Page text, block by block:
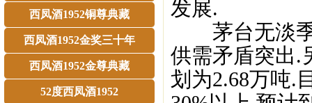
西凤酒1952铜尊典藏
西凤酒1952金奖三十年
西凤酒1952金尊典藏
52度西凤酒1952
发展.
茅台无淡季.
供需矛盾突出.
划为2.68万吨.